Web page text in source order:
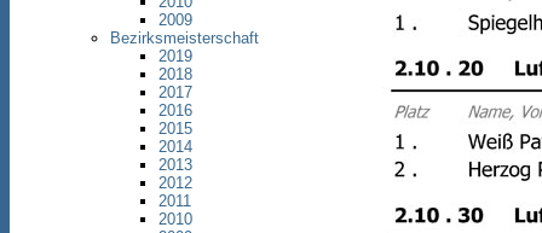
2009
Bezirksmeisterschaft
2019
2018
2017
2016
2015
2014
2013
2012
2011
2010